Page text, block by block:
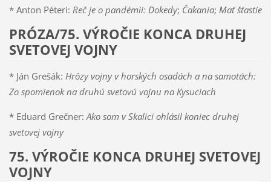
* Anton Péteri: Reč je o pandémii: Dokedy; Čakania; Mať šťastie
PRÓZA/75. VÝROČIE KONCA DRUHEJ
SVETOVEJ VOJNY
* Ján Grešák: Hrôzy vojny v horských osadách a na samotách:
Zo spomienok na druhú svetovú vojnu na Kysuciach
* Eduard Grečner: Ako som v Skalici ohlásil koniec druhej
svetovej vojny
75. VÝROČIE KONCA DRUHEJ SVETOVEJ
VOJNY